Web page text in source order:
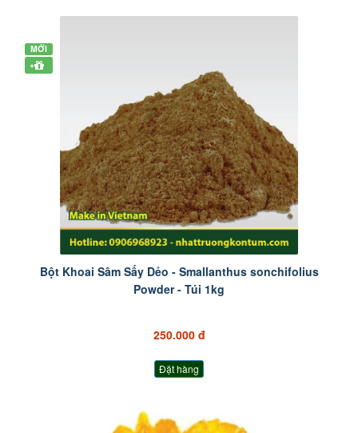
MỚI
+
Bột Khoai Sâm Sấy Dẻo - Smallanthus sonchifolius
Powder - Túi 1kg
250.000 đ
Đặt hàng